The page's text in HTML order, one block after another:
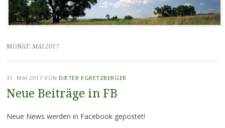
MONAT: MAI 2017
31. MAI 2017 VON DIETER EGRETZBERGER
Neue Beiträge in FB
Neue News werden in Facebook gepostet!